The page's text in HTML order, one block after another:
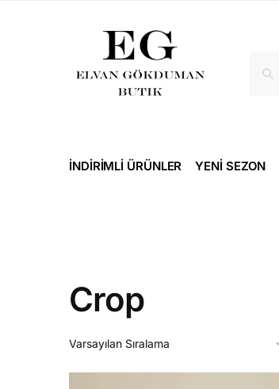
İNDİRİMLİ ÜRÜNLER YENİ SEZON
Crop